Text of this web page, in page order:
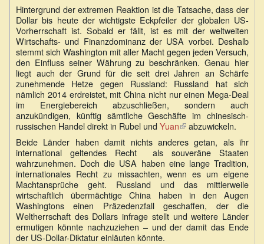
Hintergrund der extremen Reaktion ist die Tatsache, dass der
Dollar bis heute der wichtigste Eckpfeiler der globalen US-
Vorherrschaft ist. Sobald er fällt, ist es mit der weltweiten
Wirtschafts- und Finanzdominanz der USA vorbei. Deshalb
stemmt sich Washington mit aller Macht gegen jeden Versuch,
den Einfluss seiner Währung zu beschränken. Genau hier
liegt auch der Grund für die seit drei Jahren an Schärfe
zunehmende Hetze gegen Russland: Russland hat sich
nämlich 2014 erdreistet, mit China nicht nur einen Mega-Deal
im Energiebereich abzuschließen, sondern auch
anzukündigen, künftig sämtliche Geschäfte im chinesisch-
russischen Handel direkt in Rubel und Yuan(Link
extern)
abzuwickeln.
Beide Länder haben damit nichts anderes getan, als ihr
international geltendes Recht als souveräne Staaten
wahrzunehmen. Doch die USA haben eine lange Tradition,
internationales Recht zu missachten, wenn es um eigene
Machtansprüche geht. Russland und das mittlerweile
wirtschaftlich übermächtige China haben in den Augen
Washingtons einen Präzedenzfall geschaffen, der die
Weltherrschaft des Dollars infrage stellt und weitere Länder
ermutigen könnte nachzuziehen – und der damit das Ende
der US-Dollar-Diktatur einläuten könnte.